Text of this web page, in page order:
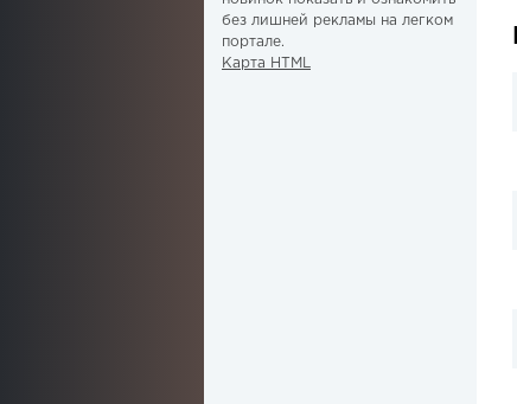
без лишней рекламы на легком
портале.
Карта HTML